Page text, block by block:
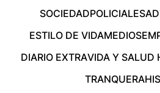
SOCIEDADPOLICIALES
ESTILO DE VIDAMEDIOS
DIARIO EXTRAVIDA Y SALUD
TRANQUERA